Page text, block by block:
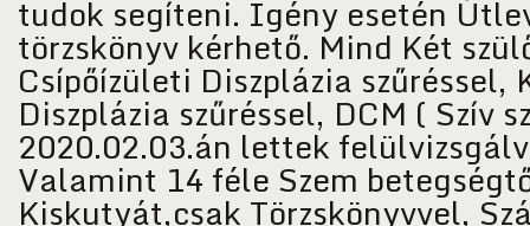
tudok segíteni. Igény esetén
törzskönyv kérhető. Mind Két
Csípőízületi Diszplázia szűréssel,
Diszplázia szűréssel, DCM ( Szív
2020.02.03.án lettek
Valamint 14 féle Szem
Kiskutyát,csak Törzskönyvvel,